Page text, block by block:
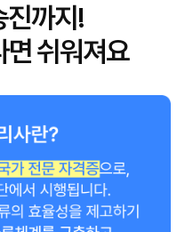
진까지!
면 쉬워져요